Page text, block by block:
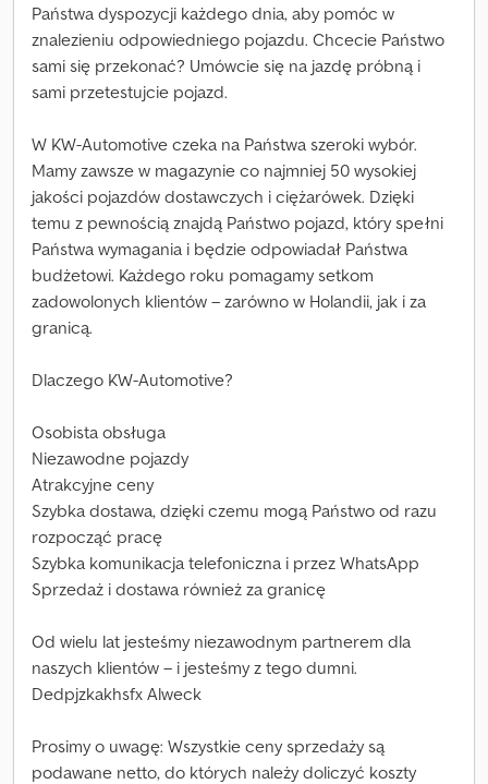
Państwa dyspozycji każdego dnia, aby pomóc w
znalezieniu odpowiedniego pojazdu. Chcecie Państwo
sami się przekonać? Umówcie się na jazdę próbną i
sami przetestujcie pojazd.
W KW-Automotive czeka na Państwa szeroki wybór.
Mamy zawsze w magazynie co najmniej 50 wysokiej
jakości pojazdów dostawczych i ciężarówek. Dzięki
temu z pewnością znajdą Państwo pojazd, który spełni
Państwa wymagania i będzie odpowiadał Państwa
budżetowi. Każdego roku pomagamy setkom
zadowolonych klientów – zarówno w Holandii, jak i za
granicą.
Dlaczego KW-Automotive?
Osobista obsługa
Niezawodne pojazdy
Atrakcyjne ceny
Szybka dostawa, dzięki czemu mogą Państwo od razu
rozpocząć pracę
Szybka komunikacja telefoniczna i przez WhatsApp
Sprzedaż i dostawa również za granicę
Od wielu lat jesteśmy niezawodnym partnerem dla
naszych klientów – i jesteśmy z tego dumni.
Dedpjzkakhsfx Alweck
Prosimy o uwagę: Wszystkie ceny sprzedaży są
podawane netto, do których należy doliczyć koszty